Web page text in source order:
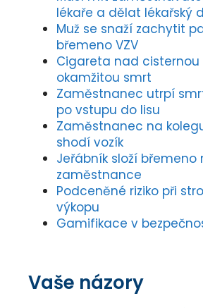
lékaře a dělat lékařský
Muž se snaží zachytit
břemeno VZV
Cigareta nad
okamžitou smrt
Zaměstnanec utrpí
po vstupu do lisu
Zaměstnanec na
shodí vozík
Jeřábník složí břemeno
zaměstnance
Podceněné riziko při
výkopu
Gamifikace v
Vaše názory